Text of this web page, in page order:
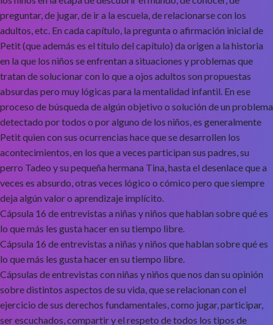
preguntar, de jugar, de ir a la escuela, de relacionarse con los
adultos, etc. En cada capítulo, la pregunta o afirmación inicial de
Petit (que además es el título del capítulo) da origen a la historia
en la que los niños se enfrentan a situaciones y problemas que
tratan de solucionar con lo que a ojos adultos son propuestas
absurdas pero muy lógicas para la mentalidad infantil. En ese
proceso de búsqueda de algún objetivo o solución de un problema
detectado por todos o por alguno de los niños, es generalmente
Petit quien con sus ocurrencias hace que se desarrollen los
acontecimientos, en los que a veces participan sus padres, su
perro Tadeo y su pequeña hermana Tina, hasta el desenlace que a
veces es absurdo, otras veces lógico o cómico pero que siempre
deja algún valor o aprendizaje implícito.
Cápsula 16 de entrevistas a niñas y niños que hablan sobre qué es
lo que más les gusta hacer en su tiempo libre.
Cápsula 16 de entrevistas a niñas y niños que hablan sobre qué es
lo que más les gusta hacer en su tiempo libre.
Cápsulas de entrevistas con niñas y niños que nos dan su opinión
sobre distintos aspectos de su vida, que se relacionan con el
ejercicio de sus derechos fundamentales, como jugar, participar,
ser escuchados, compartir y el respeto de todos los tipos de